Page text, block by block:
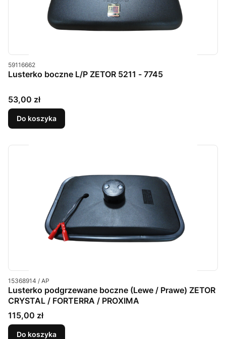
Kod produktu
59116662
Lusterko boczne L/P ZETOR 5211 - 7745
Cena
53,00 zł
Do koszyka
Kod produktu
15368914 / AP
Lusterko podgrzewane boczne (Lewe / Prawe) ZETOR
CRYSTAL / FORTERRA / PROXIMA
Cena
115,00 zł
Do koszyka